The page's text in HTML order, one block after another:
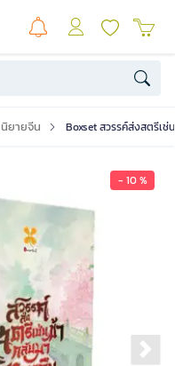
นิยายจีน Boxset สวรรค์ส่งสตรีเช่
- 10 %